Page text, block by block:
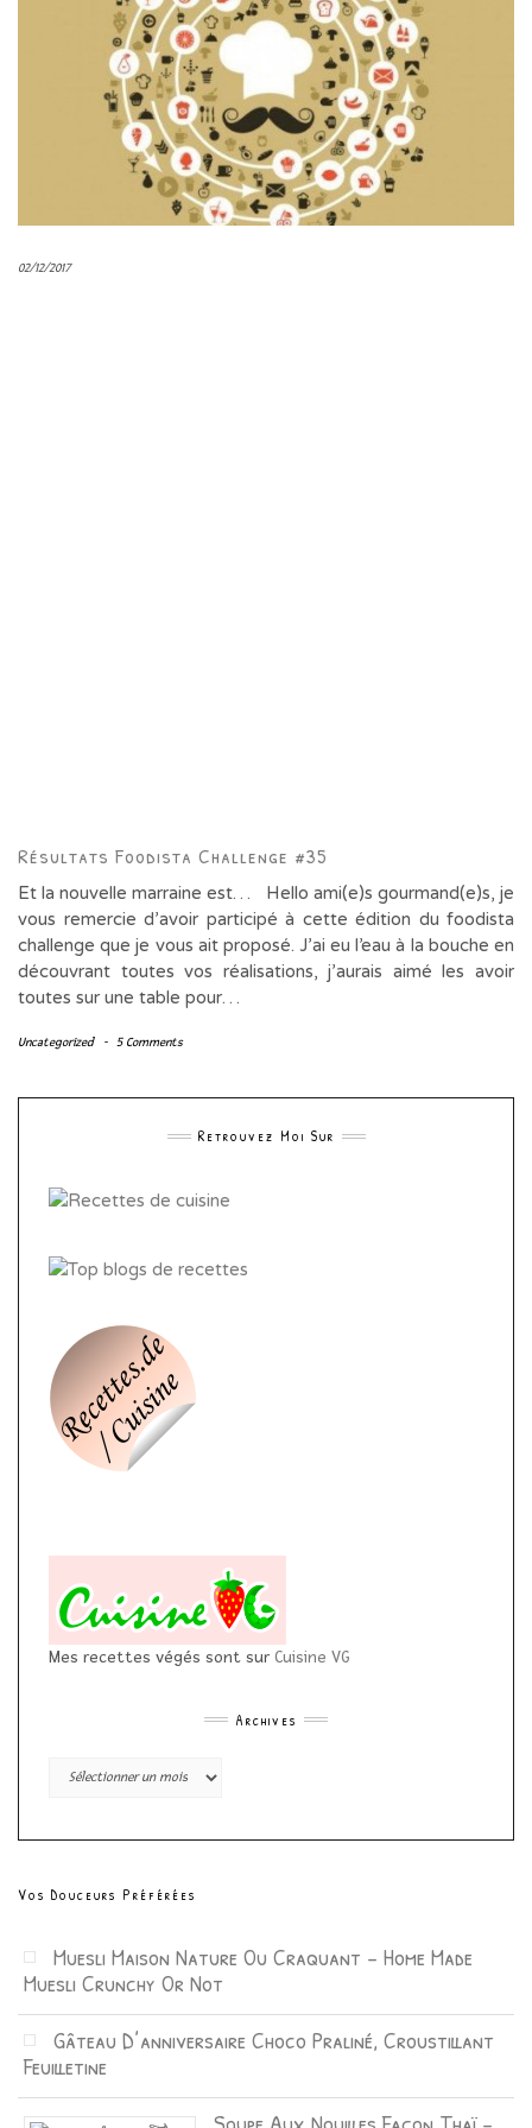
02/12/2017
Résultats Foodista Challenge #35
Et la nouvelle marraine est… Hello ami(e)s gourmand(e)s, je
vous remercie d’avoir participé à cette édition du foodista
challenge que je vous ait proposé. J’ai eu l’eau à la bouche en
découvrant toutes vos réalisations, j’aurais aimé les avoir
toutes sur une table pour…
Uncategorized - 5 Comments
Retrouvez Moi Sur
Mes recettes végés sont sur Cuisine VG
Archives
Archives
Vos Douceurs Préférées
Muesli Maison Nature Ou Craquant – Home Made
Muesli Crunchy Or Not
Gâteau D’anniversaire Choco Praliné, Croustillant
Feuilletine